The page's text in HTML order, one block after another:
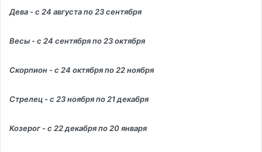
Дева - с 24 августа по 23 сентября
Весы - с 24 сентября по 23 октября
Скорпион - с 24 октября по 22 ноября
Стрелец - с 23 ноября по 21 декабря
Козерог - с 22 декабря по 20 января